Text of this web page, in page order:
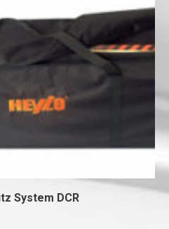
System DCR